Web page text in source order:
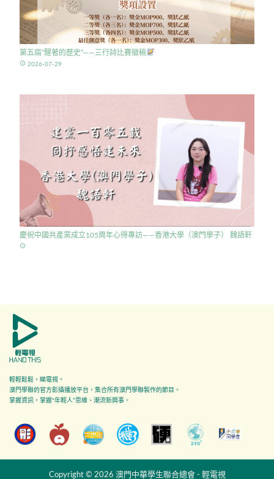
第五屆”醒著的歷史”——三行詩比賽徵稿
access_time 2026-07-29
慶祝中國共產黨成立105周年心得專訪——香港大學（澳門學子） 魏語軒
access_time
輕輕鬆鬆，睇電視。
澳門學聯的官方影攝播放平台，集合所有澳門學聯製作的節目。
掌握資訊，掌握"年輕人”思維、潮流新興事。
Copyright © 2026 澳門中華學生聯合總會 - 輕電視